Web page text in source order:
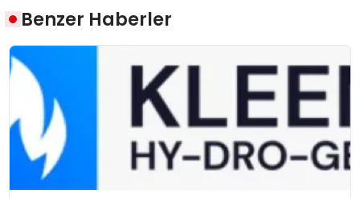
Benzer Haberler